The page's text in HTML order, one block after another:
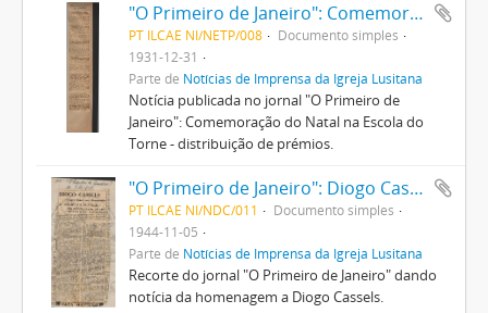
"O Primeiro de Janeiro": Comemoração do Natal na Escola do Torne - distribuição de prémios
PT ILCAE NI/NETP/008
Documento simples
1931-12-31
Parte de Notícias de Imprensa da Igreja Lusitana
Notícia publicada no jornal "O Primeiro de
Janeiro": Comemoração do Natal na Escola do
Torne - distribuição de prémios.
"O Primeiro de Janeiro": Diogo Cassels, insigne filantropo e benemérito da instrução popular
PT ILCAE NI/NDC/011
Documento simples
1944-11-05
Parte de Notícias de Imprensa da Igreja Lusitana
Recorte do jornal "O Primeiro de Janeiro" dando
notícia da homenagem a Diogo Cassels.